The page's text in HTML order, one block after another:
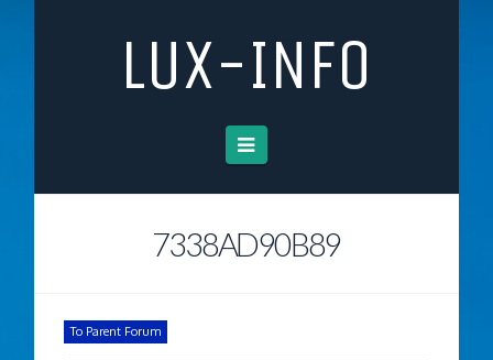
LUX-INFO
Navigation
7338AD90B89
To Parent Forum